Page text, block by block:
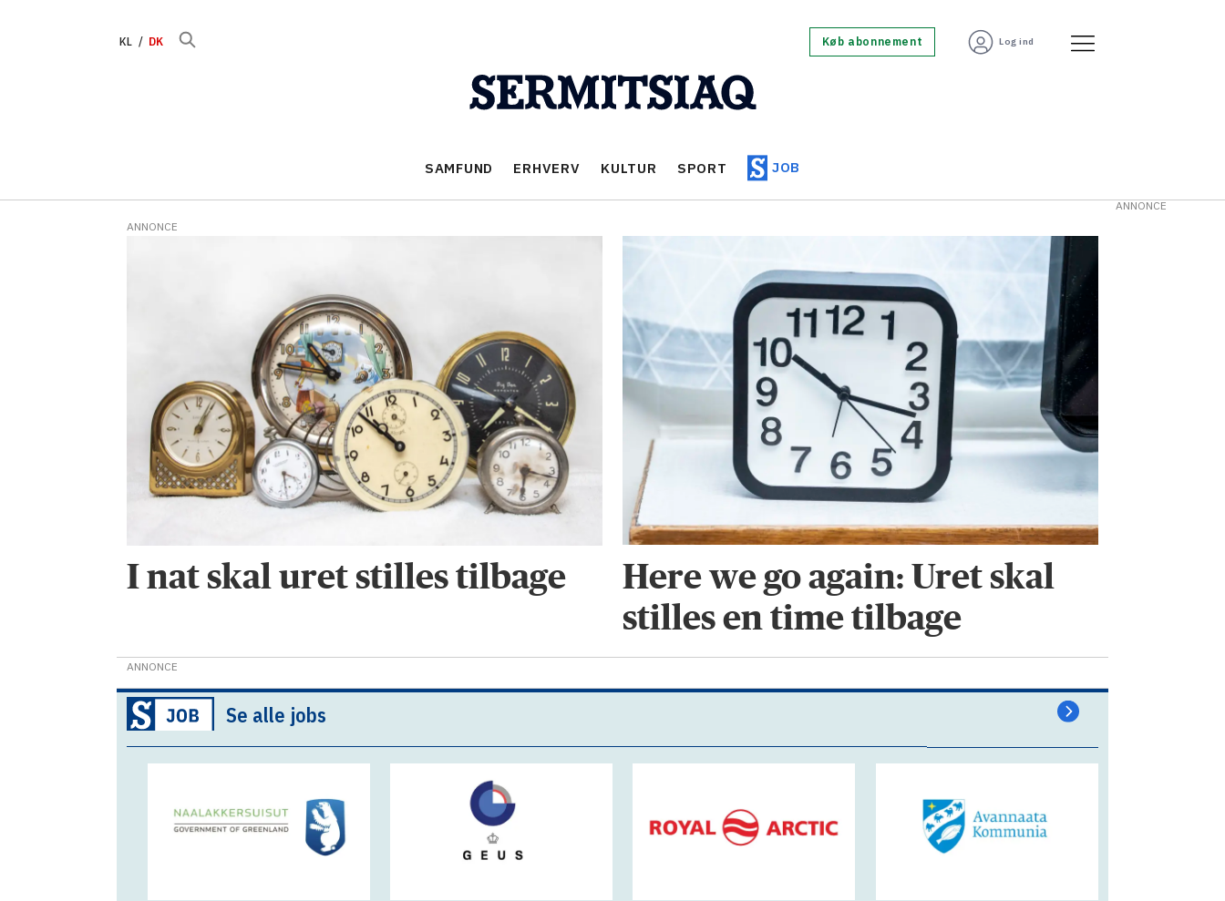
KL DK Køb abonnement Log ind
SAMFUND ERHVERV KULTUR SPORT JOB
ANNONCE
I nat skal uret stilles tilbage
Here we go again: Uret skal
stilles en time tilbage
ANNONCE
Se alle jobs
ANNONCE